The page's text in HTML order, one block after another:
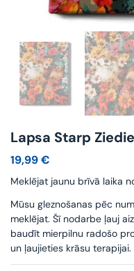
Lapsa Starp
19,99€
Meklējat jaunu brīvā laika
Mūsu gleznošanas pēc
meklējat. Šī nodarbe ļauj
baudīt mierpilnu radošo
un ļaujieties krāsu terapijai.